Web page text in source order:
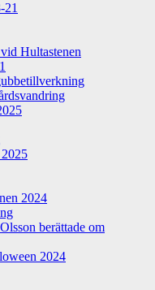
21
Hultastenen
2024
berättade om
2024